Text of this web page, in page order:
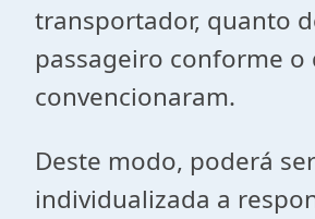
transportador, quanto
passageiro conforme o
convencionaram.
Deste modo, poderá ser
individualizada a